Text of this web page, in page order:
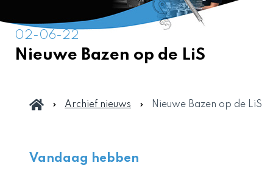
02-06-22
Nieuwe Bazen op de LiS
Archief nieuws Nieuwe Bazen op de LiS
Vandaag hebben